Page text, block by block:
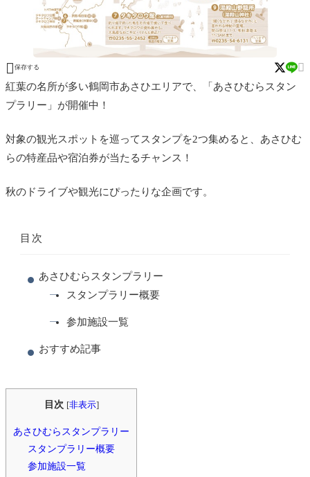
 保存する 
紅葉の名所が多い鶴岡市あさひエリアで、「あさひむらスタン
プラリー」が開催中！
対象の観光スポットを巡ってスタンプを2つ集めると、あさひむ
らの特産品や宿泊券が当たるチャンス！
秋のドライブや観光にぴったりな企画です。
目次
あさひむらスタンプラリー
スタンプラリー概要
参加施設一覧
おすすめ記事
目次 [非表示]
あさひむらスタンプラリー
スタンプラリー概要
参加施設一覧